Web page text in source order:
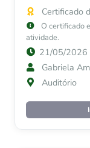
Certificado
O certificado
atividade.
21/05/2026
Gabriela
Auditório